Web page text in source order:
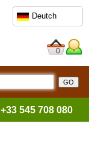
Deutch
0
+33 545 708 080